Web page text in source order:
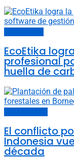
EcoEtika
profesional
huella de
El conflicto
Indonesia
década